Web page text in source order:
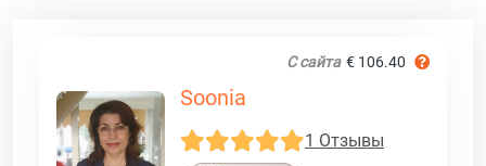
С сайта € 106.40
Soonia
1 Отзывы